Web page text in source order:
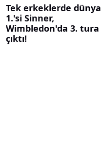
Tek erkeklerde dünya
1.'si Sinner,
Wimbledon'da 3. tura
çıktı!